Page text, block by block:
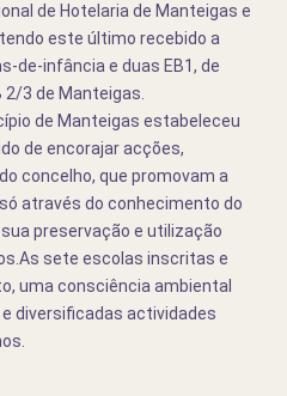
de Hotelaria de Manteigas e
este último recebido a
de-infância e duas EB1, de
2/3 de Manteigas.
de Manteigas estabeleceu
de encorajar acções,
concelho, que promovam a
através do conhecimento do
preservação e utilização
As sete escolas inscritas e
uma consciência ambiental
diversificadas actividades